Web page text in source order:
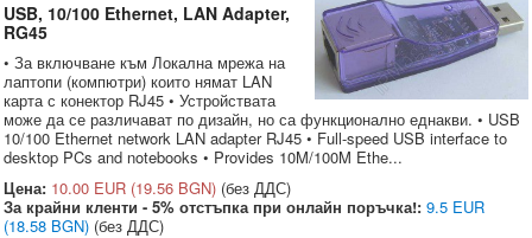
USB, 10/100 Ethernet, LAN Adapter,
RG45
• За включване към Локална мрежа на
лаптопи (компютри) които нямат LAN
карта с конектор RJ45 • Устройствата
може да се различават по дизайн, но са функционално еднакви. • USB
10/100 Ethernet network LAN adapter RJ45 • Full-speed USB interface to
desktop PCs and notebooks • Provides 10M/100M Ethe...
Цена: 10.00 EUR (19.56 BGN) (без ДДС)
За крайни кленти - 5% отстъпка при онлайн поръчка!: 9.5 EUR
(18.58 BGN) (без ДДС)